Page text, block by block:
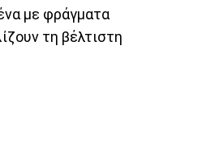
με φράγματα
τη βέλτιστη